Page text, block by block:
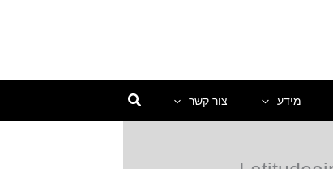
מידע צור קשר